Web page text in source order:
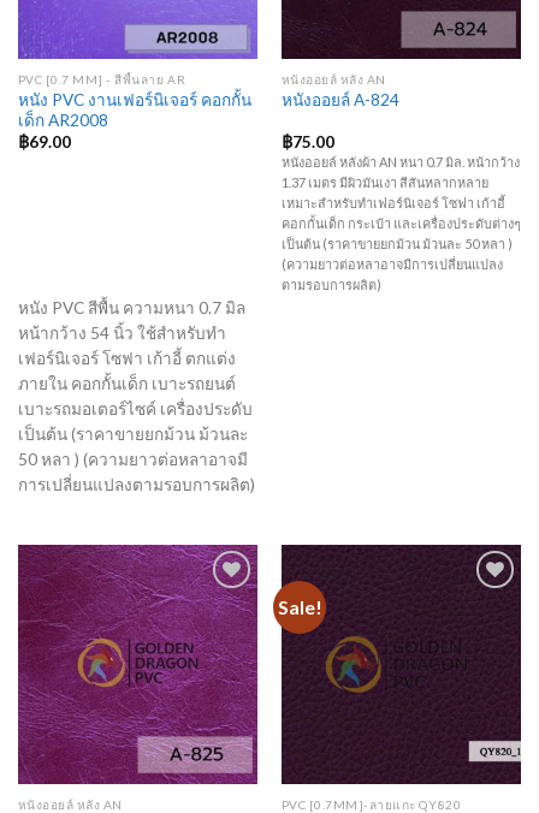
PVC [0.7 MM] - สีพื้นลาย AR
หนัง PVC งานเฟอร์นิเจอร์ คอกกั้น
เด็ก AR2008
฿69.00
หนัง PVC สีพื้น ความหนา 0.7 มิล
หน้ากว้าง 54 นิ้ว ใช้สำหรับทำ
เฟอร์นิเจอร์ โซฟา เก้าอี้ ตกแต่ง
ภายใน คอกกั้นเด็ก เบาะรถยนต์
เบาะรถมอเตอร์ไซค์ เครื่องประดับ
เป็นต้น (ราคาขายยกม้วน ม้วนละ
50 หลา ) (ความยาวต่อหลาอาจมี
การเปลี่ยนแปลงตามรอบการผลิต)
หนังออยล์ หลัง AN
หนังออยล์ A-824
฿75.00
หนังออยล์ หลังผ้า AN หนา 0.7 มิล. หน้ากว้าง
1.37 เมตร มีผิวมันเงา สีสันหลากหลาย
เหมาะสำหรับทำเฟอร์นิเจอร์ โซฟา เก้าอี้
คอกกั้นเด็ก กระเป๋า และเครื่องประดับต่างๆ
เป็นต้น (ราคาขายยกม้วน ม้วนละ 50 หลา )
(ความยาวต่อหลาอาจมีการเปลี่ยนแปลง
ตามรอบการผลิต)
Add to
Wishlist
หนังออยล์ หลัง AN
Sale!
PVC [0.7MM]-ลายแกะ QY820